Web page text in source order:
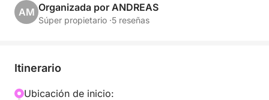
relajarse y disfrutar de lo mejor de la costa este.
disfrutará de espectaculares vistas de la famosa
impactante donde la historia se funde con el
AM Organizada por ANDREAS
Súper propietario ·5 reseñas
Itinerario
Ubicación de inicio: